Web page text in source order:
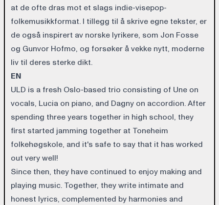
at de ofte dras mot et slags indie-visepop-
folkemusikkformat. I tillegg til å skrive egne tekster, er
de også inspirert av norske lyrikere, som Jon Fosse
og Gunvor Hofmo, og forsøker å vekke nytt, moderne
liv til deres sterke dikt.
EN
ULD is a fresh Oslo-based trio consisting of Une on
vocals, Lucia on piano, and Dagny on accordion. After
spending three years together in high school, they
first started jamming together at Toneheim
folkehøgskole, and it's safe to say that it has worked
out very well!
Since then, they have continued to enjoy making and
playing music. Together, they write intimate and
honest lyrics, complemented by harmonies and